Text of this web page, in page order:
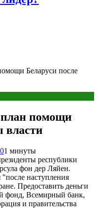
Беларуси после
план помощи
власти
01 минуты
республики
фон дер Ляйен.
"после наступления
Предоставить деньги
фонд, Всемирный банк,
и правительства